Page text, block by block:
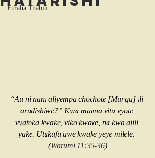
Furaha Thabiti
“Au ni nani aliyempa chochote [Mungu] ili
arudishiwe?” Kwa maana vitu vyote
vyatoka kwake, viko kwake, na kwa ajili
yake. Utukufu uwe kwake yeye milele.
(Warumi 11:35-36)